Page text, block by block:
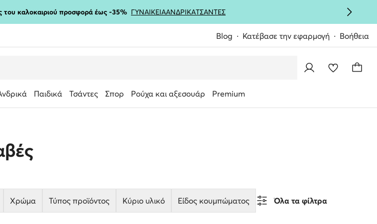
του καλοκαιριού προσφορά έως -35% ΓΥΝΑΙΚΕΙΑΑΝΔΡΙΚΑΤΣΑΝΤΕΣ
Blog Κατέβασε την εφαρμογή Βοήθεια
Παιδικά Τσάντες Σπορ Ρούχα και αξεσουάρ Premium
Χρώμα Τύπος προϊόντος Κύριο υλικό Είδος κουμπώματος Όλα τα φίλτρα